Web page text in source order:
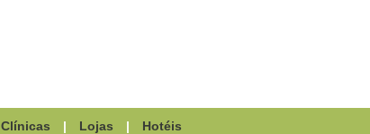
Clínicas | Lojas | Hotéis